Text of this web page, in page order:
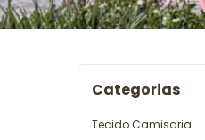
Categorias
Tecido Camisaria